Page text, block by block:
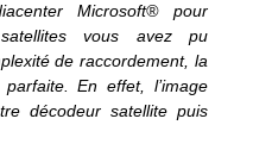
Microsoft® pour
vous avez pu
de raccordement, la
En effet, l’image
décodeur satellite puis